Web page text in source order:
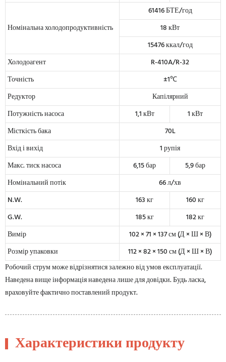
Номінальна холодопродуктивність
61416 БТЕ/год
18 кВт
15476 ккал/год
Холодоагент
R-410A/R-32
Точність
±1℃
Редуктор
Капілярний
Потужність насоса
1,1 кВт
1 кВт
Місткість бака
70L
Вхід і вихід
1 рупія
Макс. тиск насоса
6,15 бар
5,9 бар
Номінальний потік
66 л/хв
N.W.
163 кг
160 кг
G.W.
185 кг
182 кг
Вимір
102 × 71 × 137 см (Д × Ш × В)
Розмір упаковки
112 × 82 × 150 см (Д × Ш × В)
Робочий струм може відрізнятися залежно від умов експлуатації.
Наведена вище інформація наведена лише для довідки. Будь ласка,
враховуйте фактично поставлений продукт.
Характеристики продукту